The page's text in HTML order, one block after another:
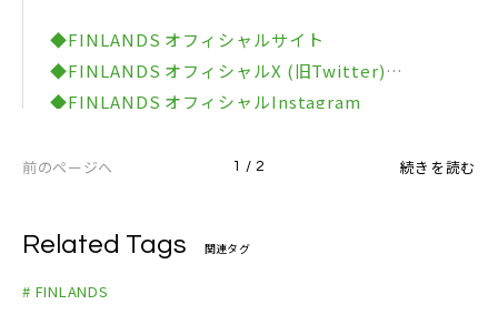
◆FINLANDS オフィシャルサイト
◆FINLANDS オフィシャルX (旧Twitter)
◆FINLANDS オフィシャルInstagram
◆FINLANDS レーベルサイト
前のページへ 1 / 2 続きを読む
Related Tags 関連タグ
# FINLANDS